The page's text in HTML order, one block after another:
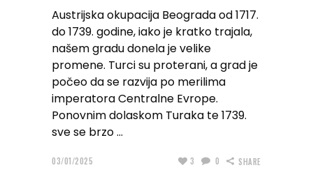
Austrijska okupacija Beograda od 1717.
do 1739. godine, iako je kratko trajala,
našem gradu donela je velike
promene. Turci su proterani, a grad je
počeo da se razvija po merilima
imperatora Centralne Evrope.
Ponovnim dolaskom Turaka te 1739.
sve se brzo
03/01/2025 3 0 SHARE